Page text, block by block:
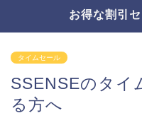
お得な割引
タイムセール
SSENSEのタイ
る方へ